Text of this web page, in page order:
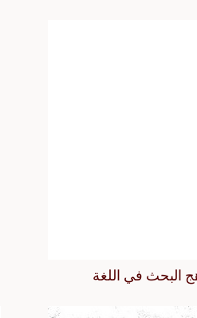
البحث في اللغة